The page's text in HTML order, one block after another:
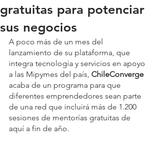
gratuitas para potenciar
sus negocios
A poco más de un mes del
lanzamiento de su plataforma, que
integra tecnología y servicios en apoyo
a las Mipymes del país, ChileConverge
acaba de un programa para que
diferentes emprendedores sean parte
de una red que incluirá más de 1.200
sesiones de mentorías gratuitas de
aquí a fin de año.